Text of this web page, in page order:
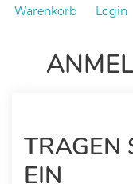
Warenkorb Login
TRAGEN
EIN